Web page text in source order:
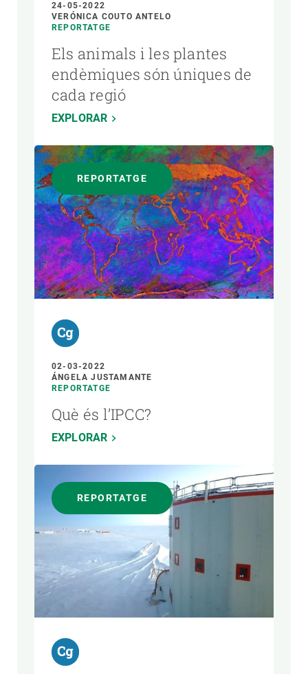
24-05-2022
VERÓNICA COUTO ANTELO
REPORTATGE
Els animals i les plantes
endèmiques són úniques de
cada regió
EXPLORAR
REPORTATGE
02-03-2022
ÁNGELA JUSTAMANTE
REPORTATGE
Què és l’IPCC?
EXPLORAR
REPORTATGE